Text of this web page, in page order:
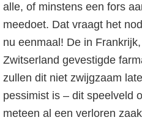
alle, of minstens een fors
meedoet. Dat vraagt het
nu eenmaal! De in
Zwitserland gevestigde
zullen dit niet zwijgzaam
pessimist is – dit speelveld
meteen al een verloren